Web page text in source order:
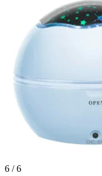
6 / 6